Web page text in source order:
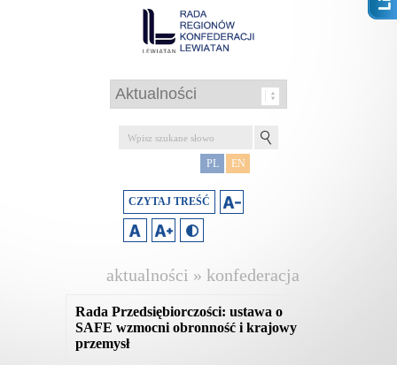
PL EN
CZYTAJ TREŚĆ
aktualności » konfederacja
Rada Przedsiębiorczości: ustawa o
SAFE wzmocni obronność i krajowy
przemysł